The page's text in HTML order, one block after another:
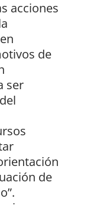
acciones
de
ser
de